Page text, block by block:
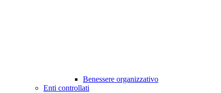
Benessere organizzativo
Enti controllati